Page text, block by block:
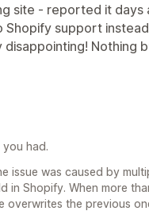
site - reported it days
support
Nothing
had.
issue was caused by
in Shopify. When more
overwrites the previous